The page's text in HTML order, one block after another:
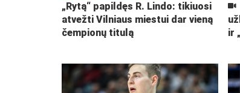
„Rytą“ papildęs R. Lindo: tikiuosi
atvežti Vilniaus miestui dar vieną
čempionų titulą
ir